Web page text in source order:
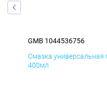
GMB 1044536756
Смазка универсальная
400мл